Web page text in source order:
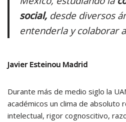
social, desde diversos
entenderla y colaborar
Javier Esteinou Madrid
Durante más de medio siglo la
académicos un clima de absoluto
intelectual, rigor cognoscitivo,